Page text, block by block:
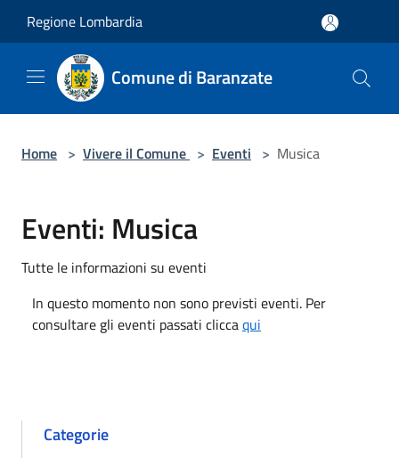
Regione Lombardia
Comune di Baranzate
Home > Vivere il Comune > Eventi > Musica
Eventi: Musica
Tutte le informazioni su eventi
In questo momento non sono previsti eventi. Per
consultare gli eventi passati cliccaqui
Categorie